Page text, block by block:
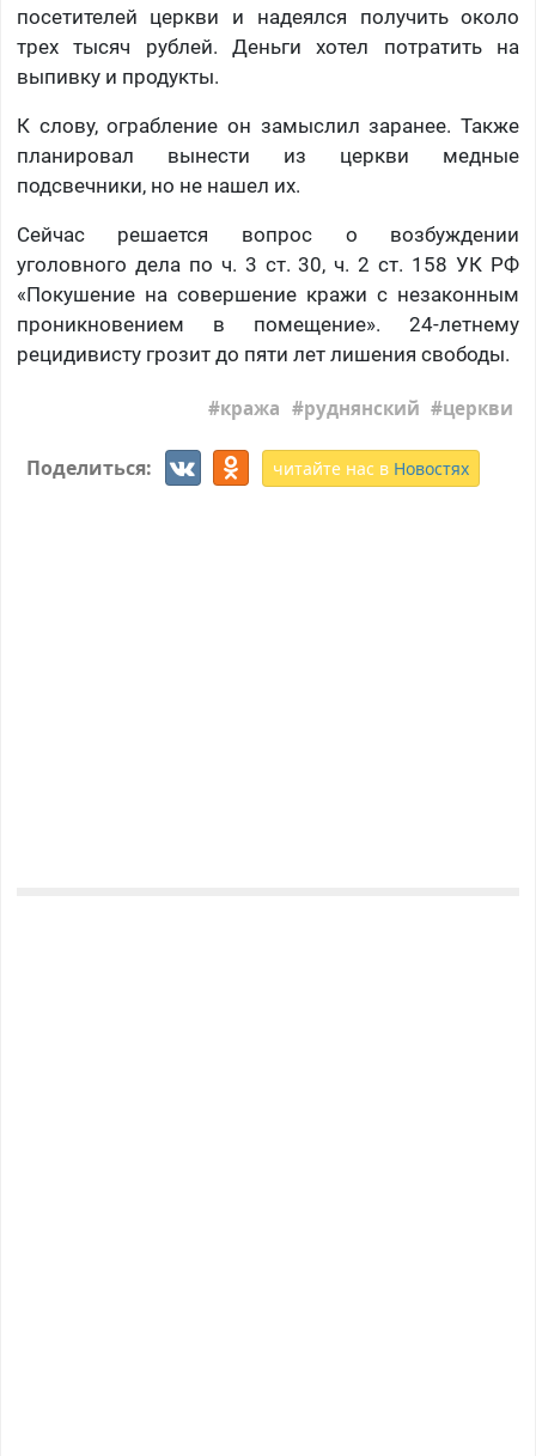
посетителей церкви и надеялся получить около
трех тысяч рублей. Деньги хотел потратить на
выпивку и продукты.
К слову, ограбление он замыслил заранее. Также
планировал вынести из церкви медные
подсвечники, но не нашел их.
Сейчас решается вопрос о возбуждении
уголовного дела по ч. 3 ст. 30, ч. 2 ст. 158 УК РФ
«Покушение на совершение кражи с незаконным
проникновением в помещение». 24-летнему
рецидивисту грозит до пяти лет лишения свободы.
кража руднянский церкви
Поделиться: читайте нас в Новостях